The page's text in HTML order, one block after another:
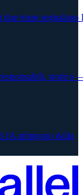
team segnalano
storico
IA attingono dalla